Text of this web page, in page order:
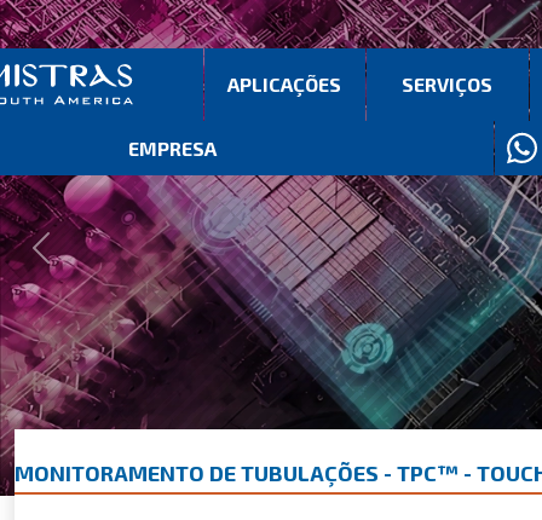
Previous Next
APLICAÇÕES SERVIÇOS
EMPRESA
MONITORAMENTO DE TUBULAÇÕES - TPC™ -